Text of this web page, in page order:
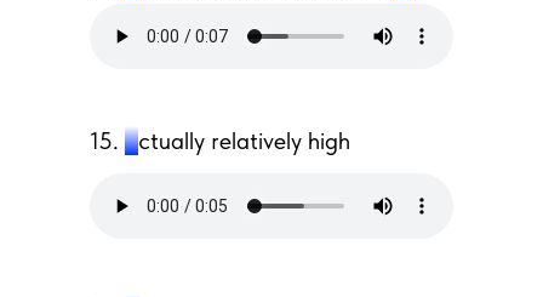
15. actually relatively high